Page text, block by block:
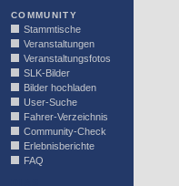
COMMUNITY
Stammtische
Veranstaltungen
Veranstaltungsfotos
SLK-Bilder
Bilder hochladen
User-Suche
Fahrer-Verzeichnis
Community-Check
Erlebnisberichte
FAQ